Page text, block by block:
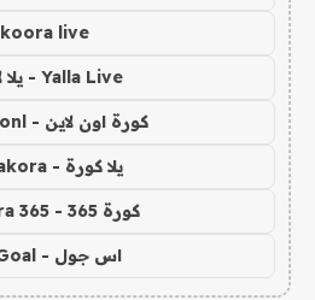
koora live
Yalla Live - يلا لايف
كورة اون لاين - koora onl
يلا كورة - yallakora
كورة 365 - kooora 365
اس جول - AS Goal